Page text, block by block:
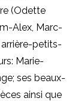
(Odette
Alex, Marc-
petits-
Marie-
ses beaux-
ainsi que